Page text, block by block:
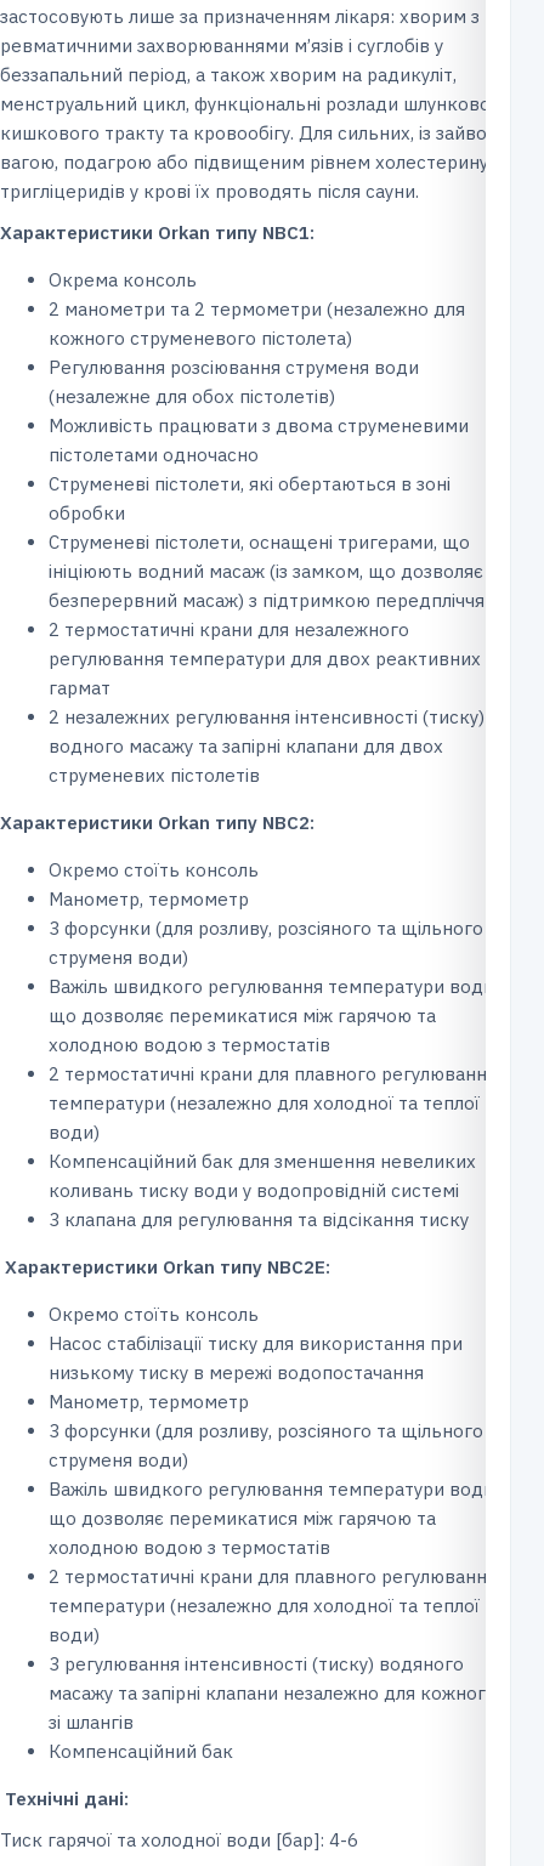
застосовують лише за призначенням лікаря: хворим з
ревматичними захворюваннями м’язів і суглобів у
беззапальний період, а також хворим на радикуліт,
менструальний цикл, функціональні розлади шлунково-
кишкового тракту та кровообігу. Для сильних, із зайвою
вагою, подагрою або підвищеним рівнем холестерину/
тригліцеридів у крові їх проводять після сауни.
Характеристики Orkan типу NBC1:
Окрема консоль
2 манометри та 2 термометри (незалежно для
кожного струменевого пістолета)
Регулювання розсіювання струменя води
(незалежне для обох пістолетів)
Можливість працювати з двома струменевими
пістолетами одночасно
Струменеві пістолети, які обертаються в зоні
обробки
Струменеві пістолети, оснащені тригерами, що
ініціюють водний масаж (із замком, що дозволяє
безперервний масаж) з підтримкою передпліччя
2 термостатичні крани для незалежного
регулювання температури для двох реактивних
гармат
2 незалежних регулювання інтенсивності (тиску)
водного масажу та запірні клапани для двох
струменевих пістолетів
Характеристики Orkan типу NBC2:
Окремо стоїть консоль
Манометр, термометр
3 форсунки (для розливу, розсіяного та щільного
струменя води)
Важіль швидкого регулювання температури води,
що дозволяє перемикатися між гарячою та
холодною водою з термостатів
2 термостатичні крани для плавного регулювання
температури (незалежно для холодної та теплої
води)
Компенсаційний бак для зменшення невеликих
коливань тиску води у водопровідній системі
3 клапана для регулювання та відсікання тиску
Характеристики Orkan типу NBC2E:
Окремо стоїть консоль
Насос стабілізації тиску для використання при
низькому тиску в мережі водопостачання
Манометр, термометр
3 форсунки (для розливу, розсіяного та щільного
струменя води)
Важіль швидкого регулювання температури води,
що дозволяє перемикатися між гарячою та
холодною водою з термостатів
2 термостатичні крани для плавного регулювання
температури (незалежно для холодної та теплої
води)
3 регулювання інтенсивності (тиску) водяного
масажу та запірні клапани незалежно для кожного
зі шлангів
Компенсаційний бак
Технічні дані:
Тиск гарячої та холодної води [бар]: 4-6